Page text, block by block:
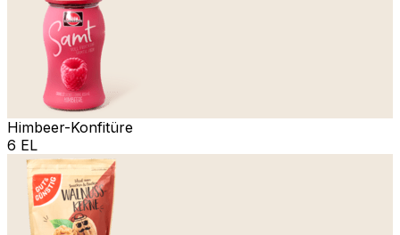
Himbeer-Konfitüre
6 EL